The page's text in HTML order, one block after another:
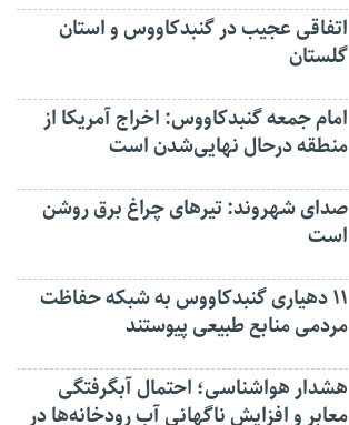
اتفاقی عجیب در‌ گنبدکاووس و استان
گلستان
امام جمعه گنبدکاووس: اخراج آمریکا از
منطقه درحال نهایی‌شدن است
صدای شهروند: تیرهای چراغ برق روشن
است
۱۱ دهیاری گنبدکاووس به شبکه حفاظت
مردمی منابع طبیعی پیوستند
هشدار هواشناسی؛ احتمال آبگرفتگی
معابر و افزایش ناگهانی آب رودخانه‌ها در